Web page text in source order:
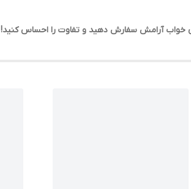
خواب آرامش سفارش دهید و تفاوت را احساس کنید!